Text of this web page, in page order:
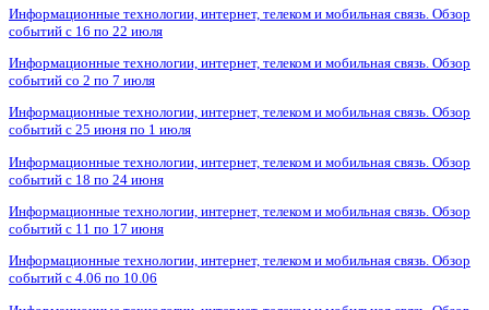
Информационные технологии, интернет, телеком и мобильная связь. Обзор
событий с 16 по 22 июля
Информационные технологии, интернет, телеком и мобильная связь. Обзор
событий со 2 по 7 июля
Информационные технологии, интернет, телеком и мобильная связь. Обзор
событий с 25 июня по 1 июля
Информационные технологии, интернет, телеком и мобильная связь. Обзор
событий с 18 по 24 июня
Информационные технологии, интернет, телеком и мобильная связь. Обзор
событий с 11 по 17 июня
Информационные технологии, интернет, телеком и мобильная связь. Обзор
событий с 4.06 по 10.06